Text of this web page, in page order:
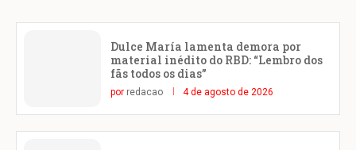
Dulce María lamenta demora por
material inédito do RBD: “Lembro dos
fãs todos os dias”
por redacao 4 de agosto de 2026